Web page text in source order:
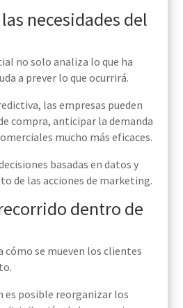
necesidades del
no solo analiza lo que ha
a prever lo que ocurrirá.
las empresas pueden
compra, anticipar la demanda
mucho más eficaces.
basadas en datos y
de las acciones de marketing.
dentro de
cómo se mueven los clientes
es posible reorganizar los